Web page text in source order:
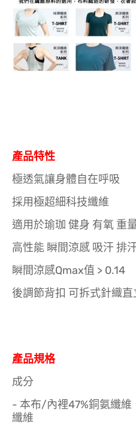
產品特性
極透氣讓身體自在呼吸
採用極超細科技纖維
適用於瑜珈 健身 有氧 重
高性能 瞬間涼感 吸汗 排
瞬間涼感Qmax值 > 0.14
後調節背扣 可拆式針織直
產品規格
成分
- 本布/內裡47%銅氨纖維
纖維